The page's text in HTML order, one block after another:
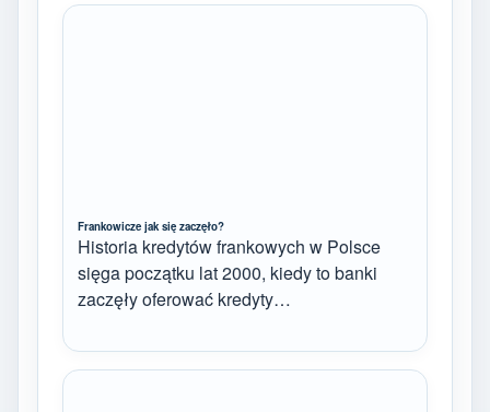
Frankowicze jak się zaczęło?
Historia kredytów frankowych w Polsce
sięga początku lat 2000, kiedy to banki
zaczęły oferować kredyty…